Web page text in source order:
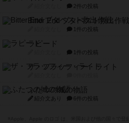
2件の投稿
Bitter End ブタペスト救出作戦
1件の投稿
ラピード
1件の投稿
ザ・フラッフィー・ライト
ふたつの城の物語
紹介文あり 6件の投稿